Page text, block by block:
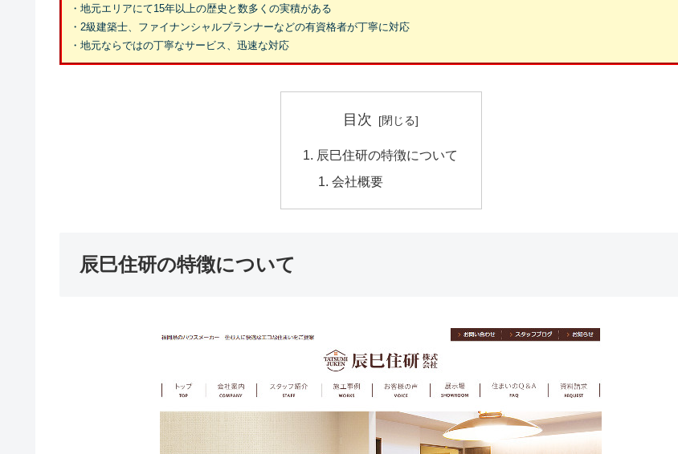
・地元エリアにて15年以上の歴史と数多くの実積がある
・2級建築士、ファイナンシャルプランナーなどの有資格者が丁寧に対応
・地元ならではの丁寧なサービス、迅速な対応
目次
辰巳住研の特徴について
会社概要
辰巳住研の特徴について